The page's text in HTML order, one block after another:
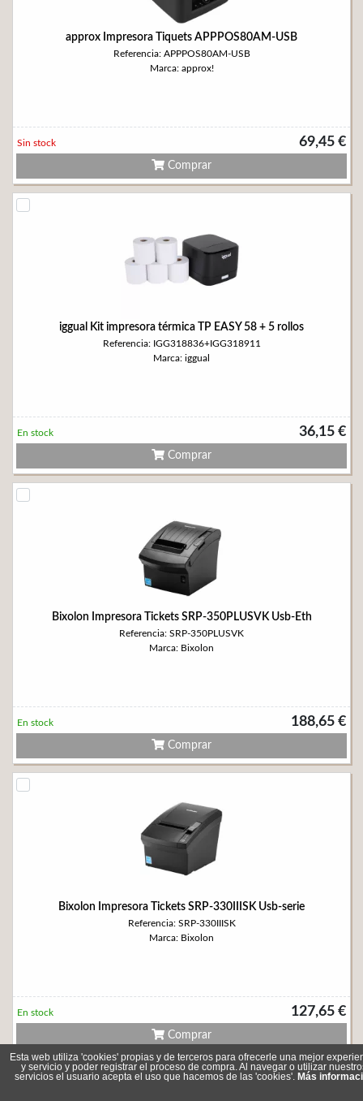
approx Impresora Tiquets APPPOS80AM-USB
Referencia: APPPOS80AM-USB
Marca: approx!
69,45 €
Sin stock
Comprar
iggual Kit impresora térmica TP EASY 58 + 5 rollos
Referencia: IGG318836+IGG318911
Marca: iggual
36,15 €
En stock
Comprar
Bixolon Impresora Tickets SRP-350PLUSVK Usb-Eth
Referencia: SRP-350PLUSVK
Marca: Bixolon
188,65 €
En stock
Comprar
Bixolon Impresora Tickets SRP-330IIISK Usb-serie
Referencia: SRP-330IIISK
Marca: Bixolon
127,65 €
En stock
Comprar
Esta web utiliza 'cookies' propias y de terceros para ofrecerle una mejor
y servicio y poder registrar el proceso de compra. Al navegar o utilizar
servicios el usuario acepta el uso que hacemos de las 'cookies'. Más